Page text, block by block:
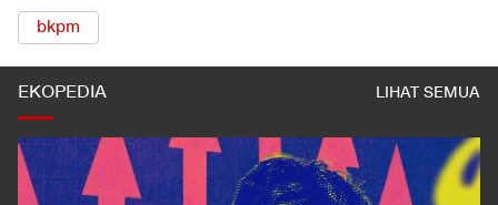
bkpm
EKOPEDIA LIHAT SEMUA